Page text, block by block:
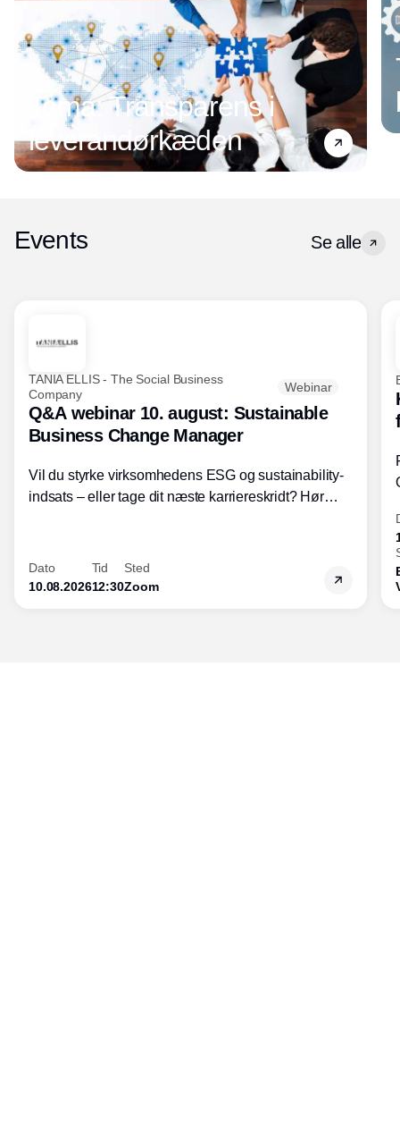
Tema: Transparens i
leverandørkæden
Events Se alle
TANIA ELLIS - The Social Business
Company
Webinar
Q&A webinar 10. august: Sustainable
Business Change Manager
Vil du styrke virksomhedens ESG og sustainability-
indsats – eller tage dit næste karriereskridt? Hør
inden for bæredygtig forretningsudvikling - så du
skaber værdi for både samfund og bundlinje.
Dato
10.08.2026
Tid
12:30
Sted
Zoom